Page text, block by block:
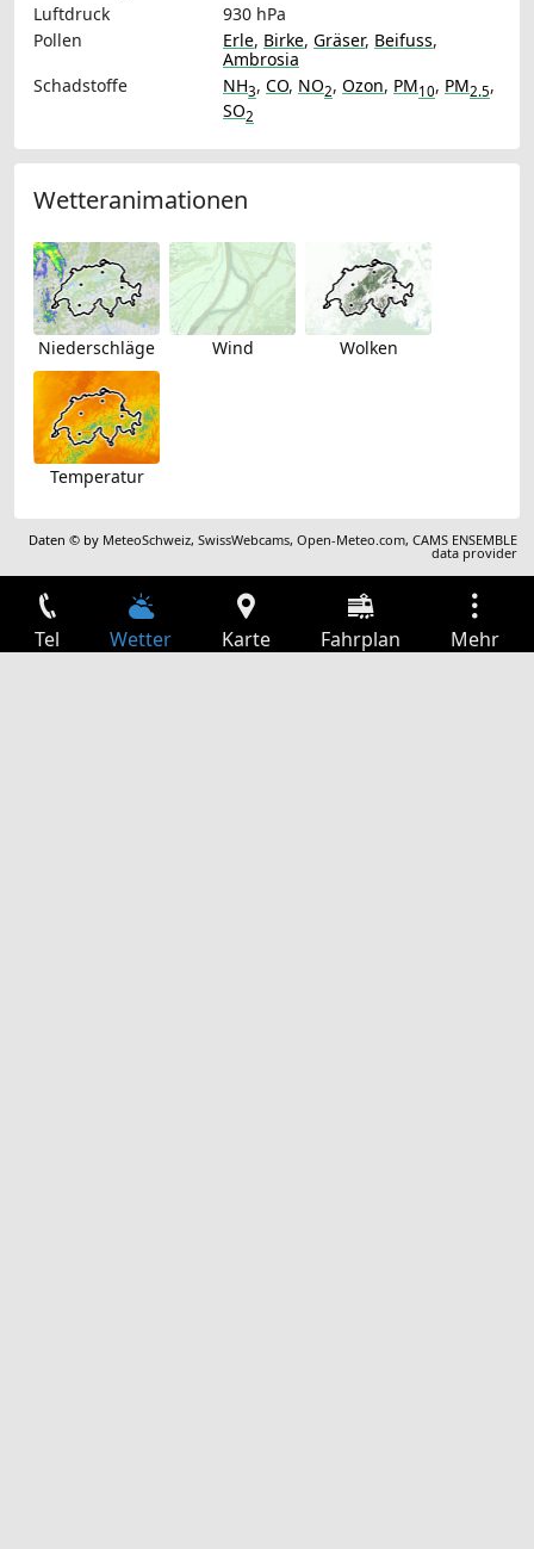
Luftdruck
930 hPa
Pollen
Erle, Birke, Gräser, Beifuss,
Ambrosia
Schadstoffe
NH3, CO, NO2, Ozon, PM10, PM2.5,
SO2
Wetteranimationen
Niederschläge Wind Wolken
Temperatur
Daten © by MeteoSchweiz,SwissWebcams,Open-Meteo.com,CAMS ENSEMBLE
data provider
Tel Wetter Karte Fahrplan Mehr